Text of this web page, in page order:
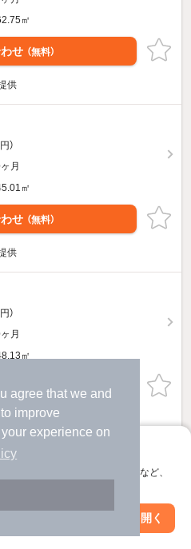
agree that we and
improve
experience on
クサクお部屋探し
。マップ検索やお気に入り保存など、
アプリを開く
㎡
せ （無料）
供
）
月
㎡
せ （無料）
供
）
月
㎡
せ （無料）
）
月
絞り込み条件を変更